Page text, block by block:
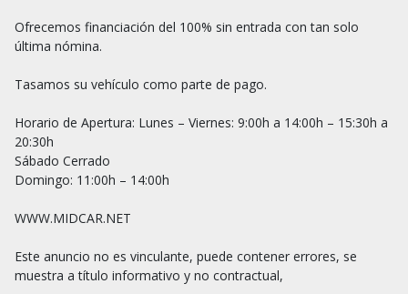
Ofrecemos financiación del 100% sin entrada con tan solo
última nómina.
Tasamos su vehículo como parte de pago.
Horario de Apertura: Lunes – Viernes: 9:00h a 14:00h – 15:30h a
20:30h
Sábado Cerrado
Domingo: 11:00h – 14:00h
WWW.MIDCAR.NET
Este anuncio no es vinculante, puede contener errores, se